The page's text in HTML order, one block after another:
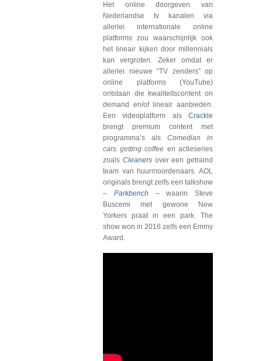
Het online doorgeven van
Nederlandse tv kanalen via
allerlei internationale online
platforms zou waarschijnlijk ook
het lineair kijken door millennials
kan vergroten. Zeker omdat er
allerlei nieuwe “TV zenders” op
online platforms (YouTube)
ontstaan die kwaliteitscontent on
demand en/of lineair aanbieden.
Een videoplatform als Crackle
brengt premium content met
programma’s als Comedian in
cars getting coffee en actieseries
zoals Cleanersover een getraind
team van huurmoordenaars. AOL
originals brengt zelfs een talkshow
– Parkbench – waarin Steve
Buscemi met gewone New
Yorkers praat in een park. The
show won in 2016 zelfs een Emmy
Award.